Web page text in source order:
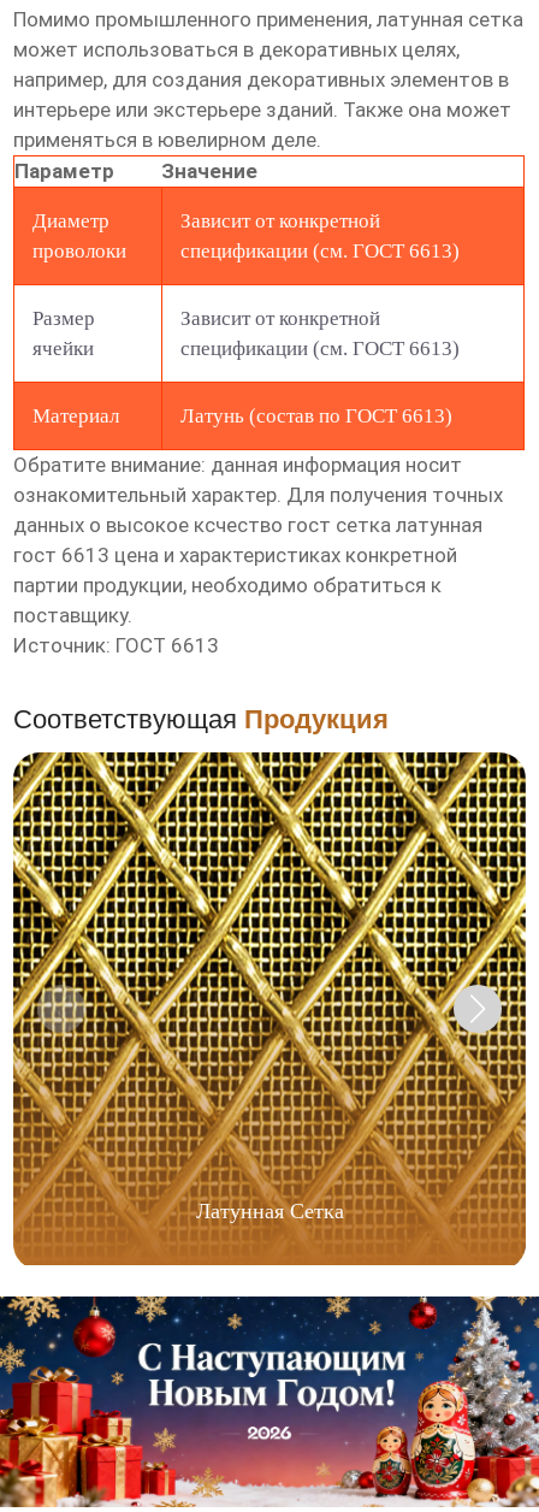
Помимо промышленного применения, латунная сетка
может использоваться в декоративных целях,
например, для создания декоративных элементов в
интерьере или экстерьере зданий. Также она может
применяться в ювелирном деле.
Параметр
Значение
Диаметр
проволоки
Зависит от конкретной
спецификации (см. ГОСТ 6613)
Размер
ячейки
Зависит от конкретной
спецификации (см. ГОСТ 6613)
Материал Латунь (состав по ГОСТ 6613)
Обратите внимание: данная информация носит
ознакомительный характер. Для получения точных
данных о высокое ксчество гост сетка латунная
гост 6613 цена и характеристиках конкретной
партии продукции, необходимо обратиться к
поставщику.
Источник: ГОСТ 6613
Соответствующая Продукция
Латунная Сетка